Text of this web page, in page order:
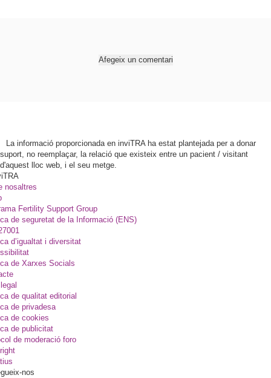
Afegeix un comentari
La informació proporcionada en inviTRA ha estat plantejada per a donar
suport, no reemplaçar, la relació que existeix entre un pacient / visitant
d'aquest lloc web, i el seu metge.
nosaltres
Fertility Support Group
de seguretat de la Informació (ENS)
d’igualtat i diversitat
de Xarxes Socials
de qualitat editorial
de privadesa
de cookies
de publicitat
de moderació foro
nos